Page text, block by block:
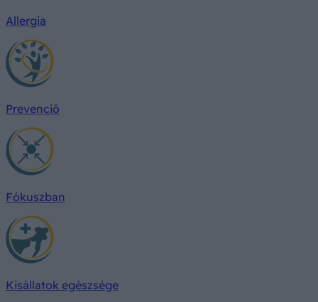
Allergia
Prevenció
Fókuszban
Kisállatok egészsége